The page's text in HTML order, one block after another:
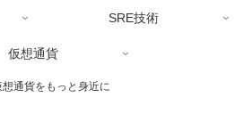
通貨をもっと身近に
SRE技術
仮想通貨